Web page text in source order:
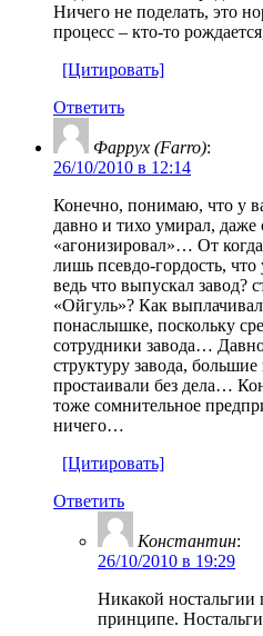
Ничего не поделать, это
процесс – кто-то
[Цитировать]
Ответить
Фаррух (Farro):
26/10/2010 в 12:14
Конечно, понимаю, что у
давно и тихо умирал,
«агонизировал»… От
лишь псевдо-гордость,
ведь что выпускал завод?
«Ойгуль»? Как
понаслышке, поскольку
сотрудники завода…
структуру завода,
простаивали без дела…
тоже сомнительное
ничего…
[Цитировать]
Ответить
Константин:
26/10/2010 в 19:29
Никакой ностальгии
принципе.